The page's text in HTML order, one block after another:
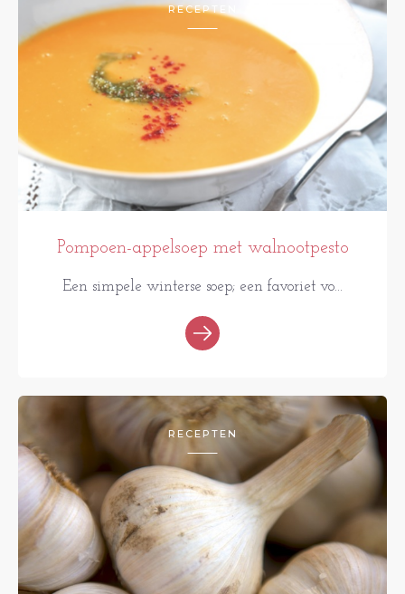
RECEPTEN
Pompoen-appelsoep met walnootpesto
Een simpele winterse soep; een favoriet vo...
RECEPTEN